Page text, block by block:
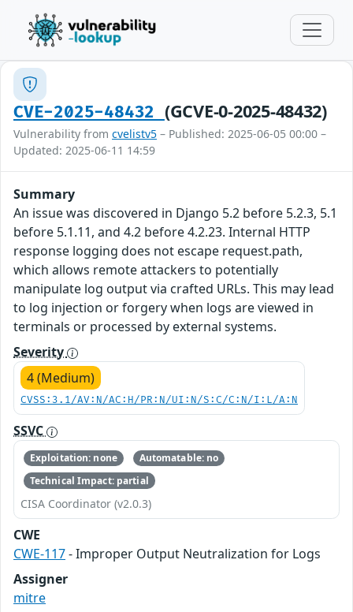
CVE-2025-48432 (GCVE-0-2025-48432)
Vulnerability from cvelistv5 – Published: 2025-06-05 00:00 –
Updated: 2025-06-11 14:59
Summary
An issue was discovered in Django 5.2 before 5.2.3, 5.1
before 5.1.11, and 4.2 before 4.2.23. Internal HTTP
response logging does not escape request.path,
which allows remote attackers to potentially
manipulate log output via crafted URLs. This may lead
to log injection or forgery when logs are viewed in
terminals or processed by external systems.
Severity
4 (Medium)
CVSS:3.1/AV:N/AC:H/PR:N/UI:N/S:C/C:N/I:L/A:N
SSVC
Exploitation: none
Automatable: no
Technical Impact: partial
CISA Coordinator (v2.0.3)
CWE
CWE-117- Improper Output Neutralization for Logs
Assigner
mitre